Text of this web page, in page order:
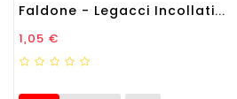
Faldone - Legacci Incollati...
Prezzo
1,05 €